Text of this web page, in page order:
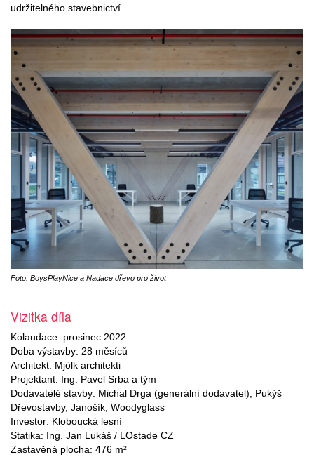
udržitelného stavebnictví.
Foto: BoysPlayNice a Nadace dřevo pro život
Vizitka díla
Kolaudace: prosinec 2022
Doba výstavby: 28 měsíců
Architekt: Mjölk architekti
Projektant: Ing. Pavel Srba a tým
Dodavatelé stavby: Michal Drga (generální dodavatel), Pukýš
Dřevostavby, Janošík, Woodyglass
Investor: Kloboucká lesní
Statika: Ing. Jan Lukáš / LOstade CZ
Zastavěná plocha: 476 m²